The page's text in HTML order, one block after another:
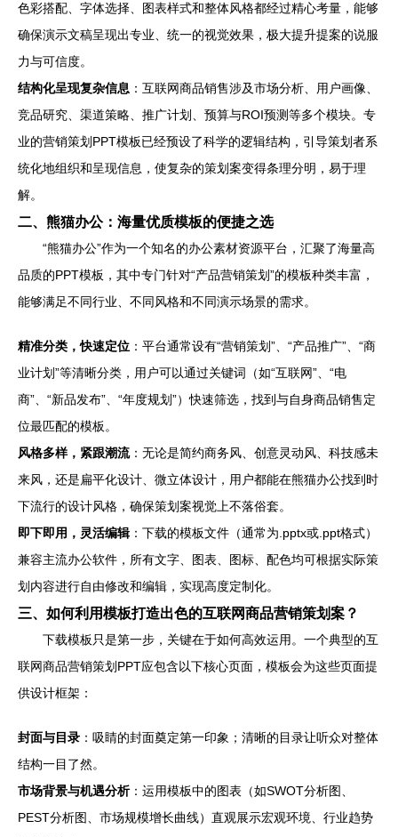
色彩搭配、字体选择、图表样式和整体风格都经过精心考量，能够
确保演示文稿呈现出专业、统一的视觉效果，极大提升提案的说服
力与可信度。
结构化呈现复杂信息 ：互联网商品销售涉及市场分析、用户画像、
竞品研究、渠道策略、推广计划、预算与ROI预测等多个模块。专
业的营销策划PPT模板已经预设了科学的逻辑结构，引导策划者系
统化地组织和呈现信息，使复杂的策划案变得条理分明，易于理
解。
二、熊猫办公：海量优质模板的便捷之选
“熊猫办公”作为一个知名的办公素材资源平台，汇聚了海量高
品质的PPT模板，其中专门针对“产品营销策划”的模板种类丰富，
能够满足不同行业、不同风格和不同演示场景的需求。
精准分类，快速定位 ：平台通常设有“营销策划”、“产品推广”、“商
业计划”等清晰分类，用户可以通过关键词（如“互联网”、“电
商”、“新品发布”、“年度规划”）快速筛选，找到与自身商品销售定
位最匹配的模板。
风格多样，紧跟潮流：无论是简约商务风、创意灵动风、科技感未
来风，还是扁平化设计、微立体设计，用户都能在熊猫办公找到时
下流行的设计风格，确保策划案视觉上不落俗套。
即下即用，灵活编辑 ：下载的模板文件（通常为.pptx或.ppt格式）
兼容主流办公软件，所有文字、图表、图标、配色均可根据实际策
划内容进行自由修改和编辑，实现高度定制化。
三、如何利用模板打造出色的互联网商品营销策划案？
下载模板只是第一步，关键在于如何高效运用。一个典型的互
联网商品营销策划PPT应包含以下核心页面，模板会为这些页面提
供设计框架：
封面与目录 ：吸睛的封面奠定第一印象；清晰的目录让听众对整体
结构一目了然。
市场背景与机遇分析：运用模板中的图表（如SWOT分析图、
PEST分析图、市场规模增长曲线）直观展示宏观环境、行业趋势